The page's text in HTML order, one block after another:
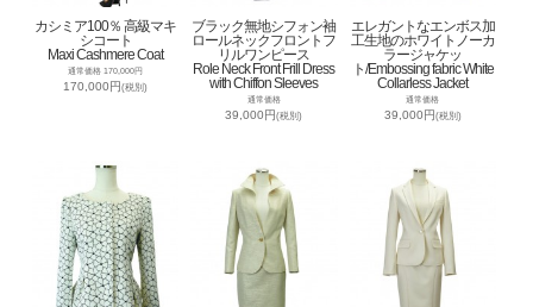
カシミア100％ 高級マキ
シコート
Maxi Cashmere Coat
通常価格 170,000円
170,000円(税別)
ブラック無地シフォン袖
ロールネックフロントフ
リルワンピース
Role Neck Front Frill Dress
with Chiffon Sleeves
通常価格
39,000円(税別)
エレガントなエンボス加
工生地のホワイトノーカ
ラージャケッ
ト/Embossing fabric White
Collarless Jacket
通常価格
39,000円(税別)